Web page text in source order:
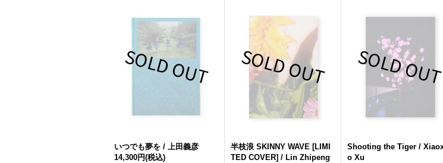
いつでも夢を / 上田義彦
14,300円(税込)
半枝浪 SKINNY WAVE [LIMI
TED COVER] / Lin Zhipeng
Shooting the Tiger /
o Xu